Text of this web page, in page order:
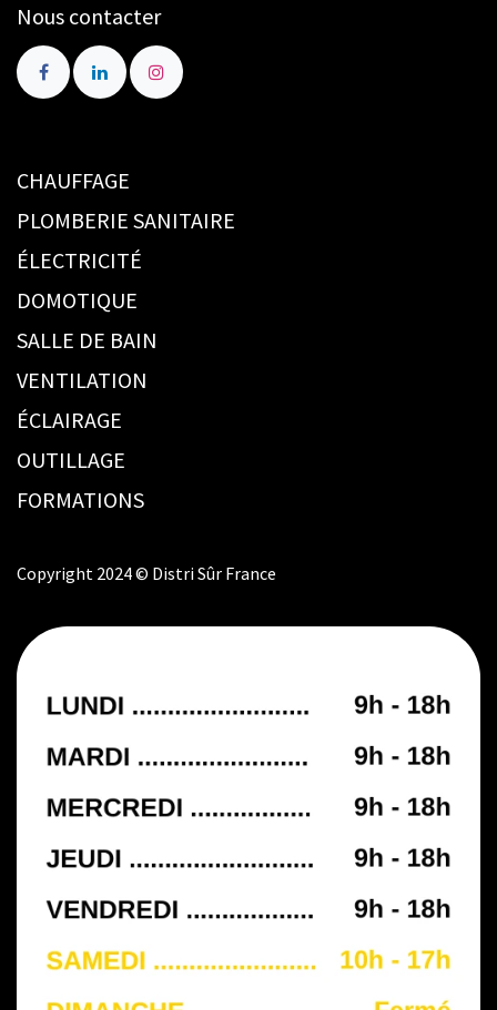
Nous contacter
CHAUFFAGE
PLOMBERIE SANITAIRE
ÉLECTRICITÉ
DOMOTIQUE
SALLE DE BAIN
VENTILATION
ÉCLAIRAGE
OUTILLAGE
FORMATIONS
Copyright 2024 © Distri Sûr France